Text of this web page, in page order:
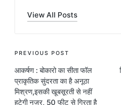
View All Posts
Post
navigation
PREVIOUS POST
आकर्षण : बोकारो का सीता फॉल
प्राकृतिक सुंदरता का है अनूठा
मिश्रण,इसकी खूबसूरती से नहीं
हटेगी नजर, 50 फीट से गिरता है